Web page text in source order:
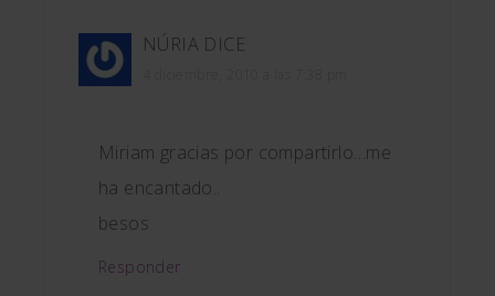
NÚRIA DICE
Miriam gracias por compartirlo…me
ha encantado..
besos
Responder